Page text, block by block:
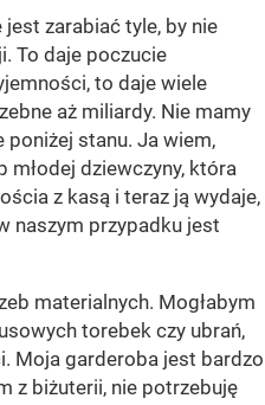
jest zarabiać tyle, by nie
To daje poczucie
to daje wiele
aż miliardy. Nie mamy
poniżej stanu. Ja wiem,
dziewczyny, która
z kasą i teraz ją wydaje,
naszym przypadku jest
materialnych. Mogłabym
torebek czy ubrań,
Moja garderoba jest bardzo
z biżuterii, nie potrzebuję